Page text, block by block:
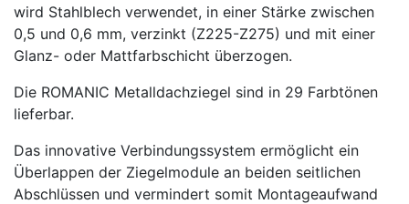
wird Stahlblech verwendet, in einer Stärke zwischen
0,5 und 0,6 mm, verzinkt (Z225-Z275) und mit einer
Glanz- oder Mattfarbschicht überzogen.
Die ROMANIC Metalldachziegel sind in 29 Farbtönen
lieferbar.
Das innovative Verbindungssystem ermöglicht ein
Überlappen der Ziegelmodule an beiden seitlichen
Abschlüssen und vermindert somit Montageaufwand